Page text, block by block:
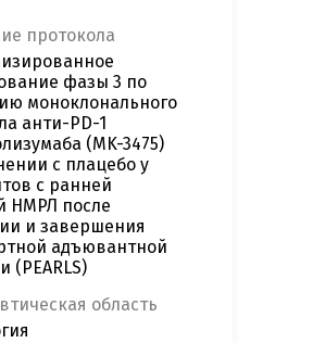
протокола
фазы 3 по
моноклонального
анти-PD-1
(MK-3475)
с плацебо у
с ранней
НМРЛ после
и завершения
адъювантной
(PEARLS)
область